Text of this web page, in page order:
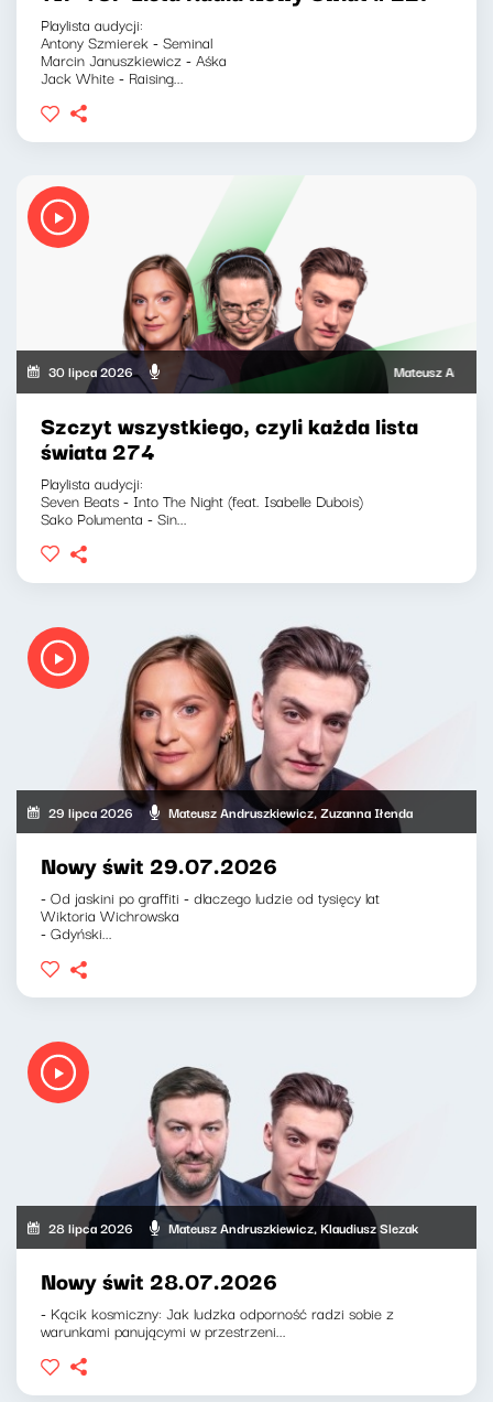
Playlista audycji:
Antony Szmierek - Seminal
Marcin Januszkiewicz - Aśka
Jack White - Raising...
30 lipca 2026 Mateusz
Szczyt wszystkiego, czyli każda lista
świata 274
Playlista audycji:
Seven Beats - Into The Night (feat. Isabelle Dubois)
Sako Polumenta - Sin...
29 lipca 2026 Mateusz Andruszkiewicz, Zuzanna Iłenda
Nowy świt 29.07.2026
- Od jaskini po graffiti - dlaczego ludzie od tysięcy lat
Wiktoria Wichrowska
- Gdyński...
28 lipca 2026 Mateusz Andruszkiewicz, Klaudiusz Slezak
Nowy świt 28.07.2026
- Kącik kosmiczny: Jak ludzka odporność radzi sobie z
warunkami panującymi w przestrzeni...